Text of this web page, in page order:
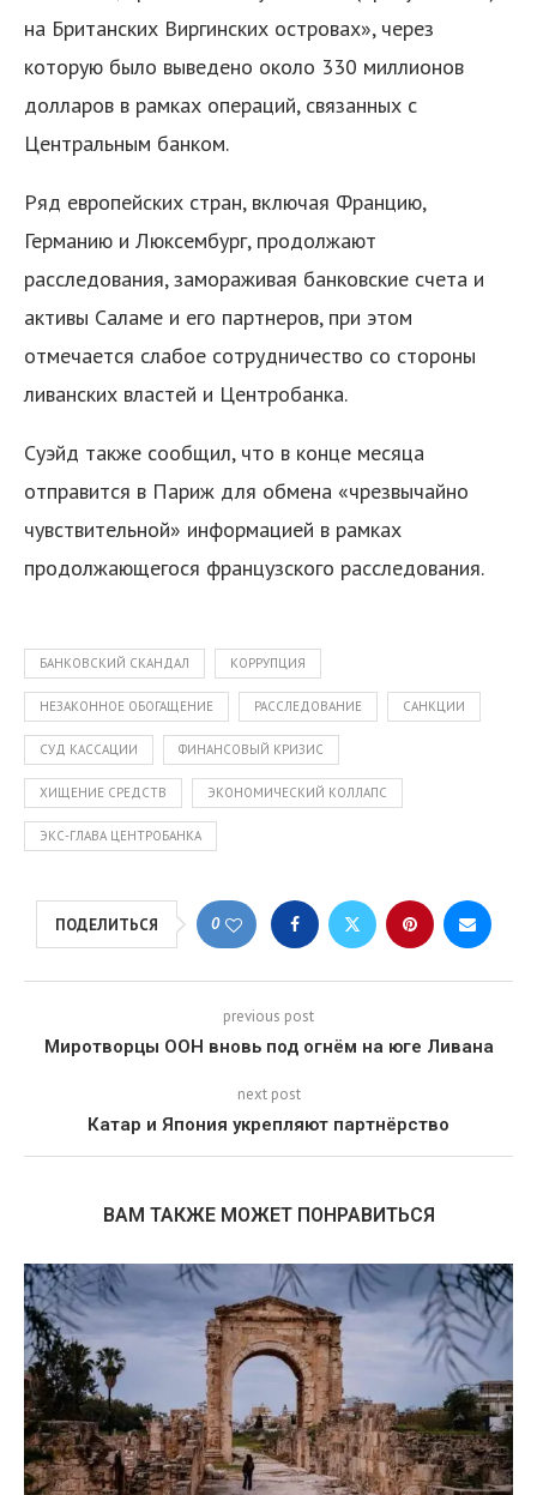
на Британских Виргинских островах», через
которую было выведено около 330 миллионов
долларов в рамках операций, связанных с
Центральным банком.
Ряд европейских стран, включая Францию,
Германию и Люксембург, продолжают
расследования, замораживая банковские счета и
активы Саламе и его партнеров, при этом
отмечается слабое сотрудничество со стороны
ливанских властей и Центробанка.
Суэйд также сообщил, что в конце месяца
отправится в Париж для обмена «чрезвычайно
чувствительной» информацией в рамках
продолжающегося французского расследования.
БАНКОВСКИЙ СКАНДАЛ КОРРУПЦИЯ
НЕЗАКОННОЕ ОБОГАЩЕНИЕ РАССЛЕДОВАНИЕ САНКЦИИ
СУД КАССАЦИИ ФИНАНСОВЫЙ КРИЗИС
ХИЩЕНИЕ СРЕДСТВ ЭКОНОМИЧЕСКИЙ КОЛЛАПС
ЭКС-ГЛАВА ЦЕНТРОБАНКА
ПОДЕЛИТЬСЯ 0
previous post
Миротворцы ООН вновь под огнём на юге Ливана
next post
Катар и Япония укрепляют партнёрство
ВАМ ТАКЖЕ МОЖЕТ ПОНРАВИТЬСЯ